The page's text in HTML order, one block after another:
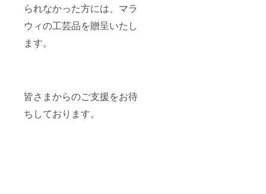
られなかった方には、マラ
ウィの工芸品を贈呈いたし
ます。
皆さまからのご支援をお待
ちしております。